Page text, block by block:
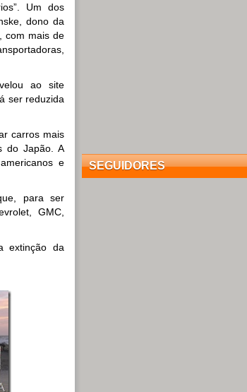
Um dos
dono da
com mais de
ao site
ser reduzida
carros mais
do Japão. A
e
para ser
GMC,
extinção da
SEGUIDORES